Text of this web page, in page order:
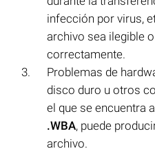
infección por virus,
archivo sea ilegible
correctamente.
Problemas de
disco duro u otros
el que se encuentra
.WBA, puede
archivo.